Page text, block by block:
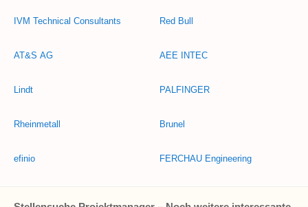
IVM Technical Consultants
AT&S AG
Lindt
Rheinmetall
efinio
Red Bull
AEE INTEC
PALFINGER
Brunel
FERCHAU Engineering